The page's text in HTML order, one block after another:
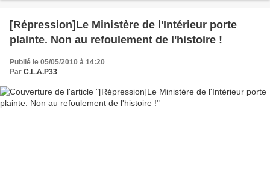
[Répression]Le Ministère de l'Intérieur porte
plainte. Non au refoulement de l'histoire !
Publié le 05/05/2010 à 14:20
Par C.L.A.P33